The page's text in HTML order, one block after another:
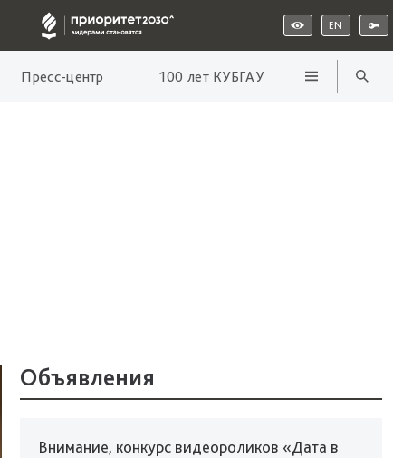
EN
Пресс-центр 100 лет КУБГАУ
Объявления
Внимание, конкурс видеороликов «Дата в